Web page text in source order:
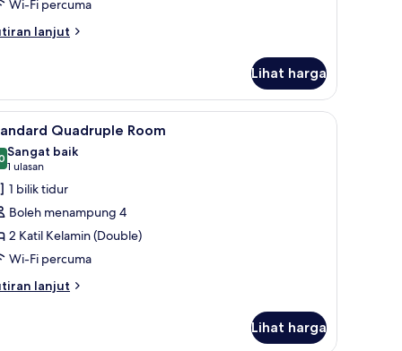
Wi-Fi percuma
lanjut
Lihat harga
mini percuma, meja Peralatan tempat tidur hipoalergenik, bar
2 Quadruple Room
daripada 10
Sangat baik
1 ulasan
(1
ulasan)
1 bilik tidur
Boleh menampung 4
2 Katil Kelamin (Double)
Wi-Fi percuma
lanjut
Lihat harga